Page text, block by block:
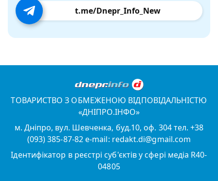
t.me/Dnepr_Info_New
ТОВАРИСТВО З ОБМЕЖЕНОЮ ВІДПОВІДАЛЬНІСТЮ
«ДНІПРО.ІНФО»
м. Дніпро, вул. Шевченка, буд.10, оф. 304 тел. +38
(093) 385-87-82 e-mail: redakt.di@gmail.com
Ідентифікатор в реєстрі суб'єктів у сфері медіа R40-
04805